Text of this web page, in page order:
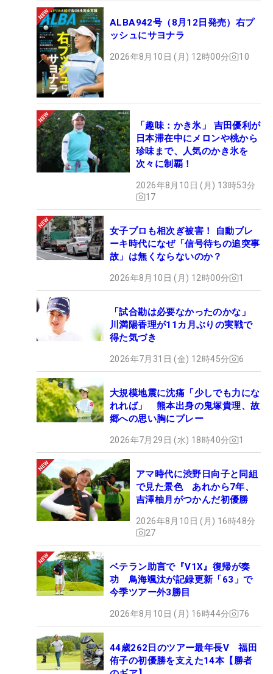
ALBA942号（8月12日発売）右プ
ッシュにサヨナラ
2026年8月10日 (月) 12時00分 10
「趣味：かき氷」 吉田優利が
日本滞在中にメロンや桃から
珍味まで、人気のかき氷を
次々に制覇！
2026年8月10日 (月) 13時53分
17
女子プロも相次ぎ被害！ 自動ブレ
ーキ時代になぜ「信号待ちの追突事
故」は無くならないのか？
2026年8月10日 (月) 12時00分 1
「試合勘は必要なかったのかな」
川満陽香理が11カ月ぶりの実戦で
得た気づき
2026年7月31日 (金) 12時45分 6
大規模地震に沈痛「少しでも力にな
れれば」 熊本出身の鬼塚貴理、故
郷への思い胸にプレー
2026年7月29日 (水) 18時40分 1
アマ時代に渋野日向子と同組
で見た景色 あれから7年、
吉澤柚月がつかんだ初優勝
2026年8月10日 (月) 16時48分
27
ベテラン助言で『V1X』復帰が奏
功 鳥海颯汰が記録更新「63」で
今季ツアー外3勝目
2026年8月10日 (月) 16時44分 76
44歳262日のツアー最年長V 福田
侑子の初優勝を支えた14本【勝者